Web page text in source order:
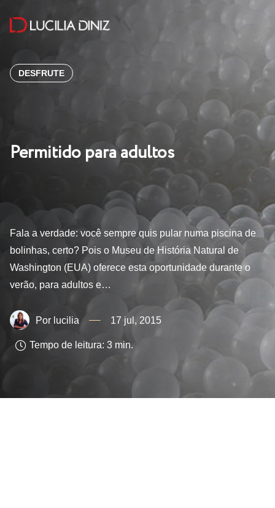
DESFRUTE
Permitido para adultos
Fala a verdade: você sempre quis pular numa piscina de
bolinhas, certo? Pois o Museu de História Natural de
Washington (EUA) oferece esta oportunidade durante o
verão, para adultos e…
lucilia 17 jul, 2015
Tempo de leitura: 3 min.